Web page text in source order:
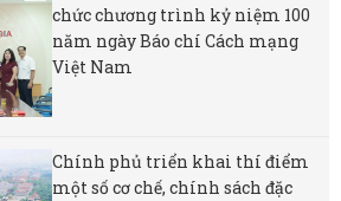
chức chương trình kỷ niệm 100
năm ngày Báo chí Cách mạng
Việt Nam
Chính phủ triển khai thí điểm
một số cơ chế, chính sách đặc